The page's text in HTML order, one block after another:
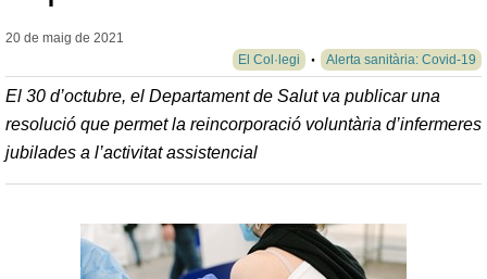
20 de maig de 2021
El Col·legi
Alerta sanitària: Covid-19
El 30 d’octubre, el Departament de Salut va publicar una
resolució que permet la reincorporació voluntària d’infermeres
jubilades a l’activitat assistencial